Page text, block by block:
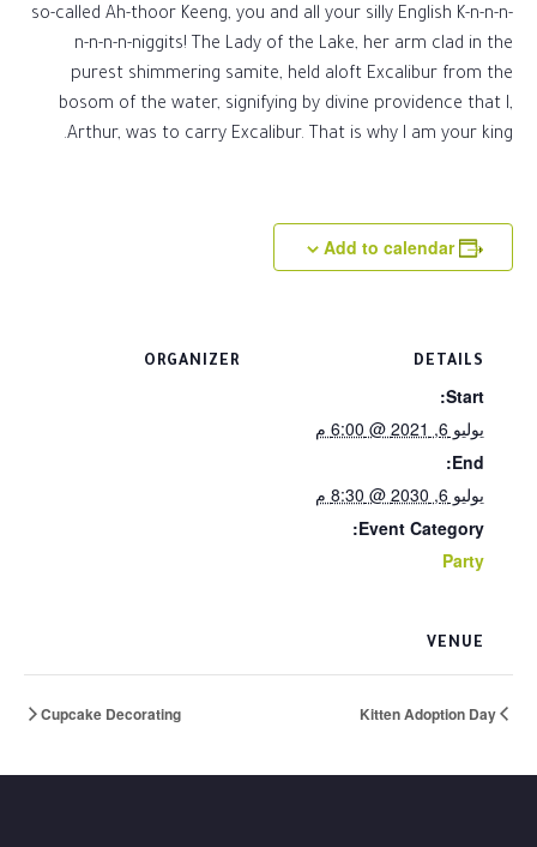
so-called Ah-thoor Keeng, you and all your silly English K-n-n-n-
n-n-n-n-niggits! The Lady of the Lake, her arm clad in the
purest shimmering samite, held aloft Excalibur from the
bosom of the water, signifying by divine providence that I,
Arthur, was to carry Excalibur. That is why I am your king.
Add to calendar
DETAILS
Start:
يوليو 6, 2021 @ 6:00 م
End:
يوليو 6, 2030 @ 8:30 م
Event Category:
Party
ORGANIZER
VENUE
Cupcake Decorating